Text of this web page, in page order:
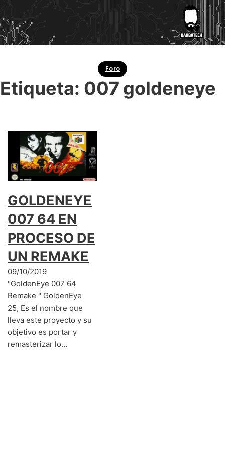
Foro
Etiqueta: 007 goldeneye
GOLDENEYE
007 64 EN
PROCESO DE
UN REMAKE
09/10/2019
"GoldenEye 007 64
Remake " GoldenEye
25, Es el nombre que
lleva este proyecto y su
objetivo es portar y
remasterizar lo…